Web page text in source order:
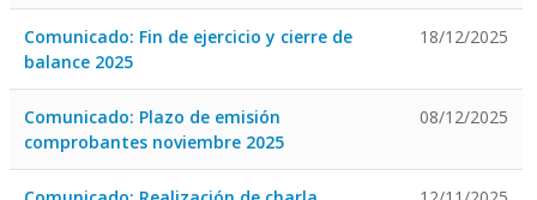
Comunicado: Fin de ejercicio y cierre de
balance 2025
18/12/2025
Comunicado: Plazo de emisión
comprobantes noviembre 2025
08/12/2025